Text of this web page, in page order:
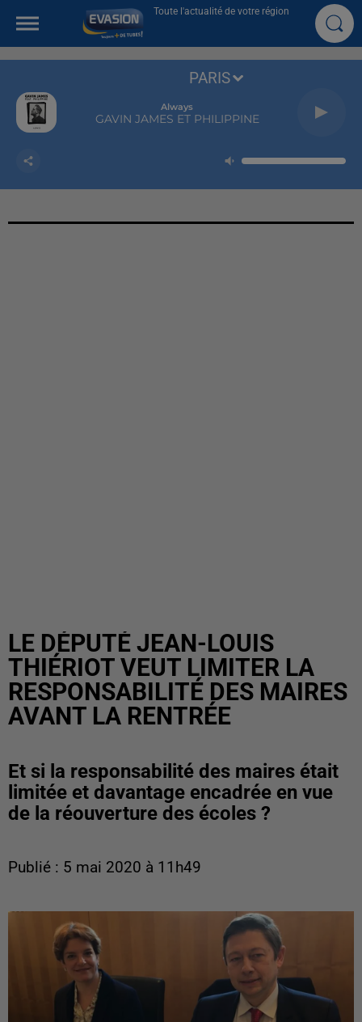
Toute l'actualité de votre région
Always
GAVIN JAMES ET PHILIPPINE
PARIS
LE DÉPUTÉ JEAN-LOUIS
THIÉRIOT VEUT LIMITER LA
RESPONSABILITÉ DES MAIRES
AVANT LA RENTRÉE
Et si la responsabilité des maires était
limitée et davantage encadrée en vue
de la réouverture des écoles ?
Publié : 5 mai 2020 à 11h49